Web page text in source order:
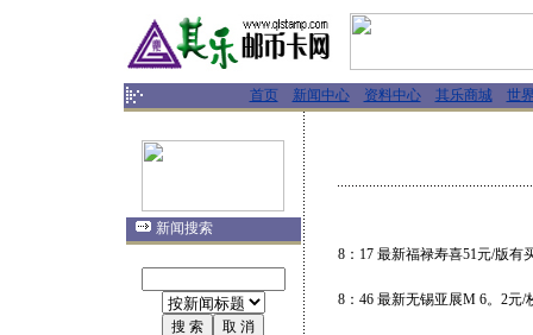
首页 新闻中心 资料中心 其乐商城 世
新闻搜索
8：17 最新福禄寿喜51元/版有
8：46 最新无锡亚展M 6。2元/